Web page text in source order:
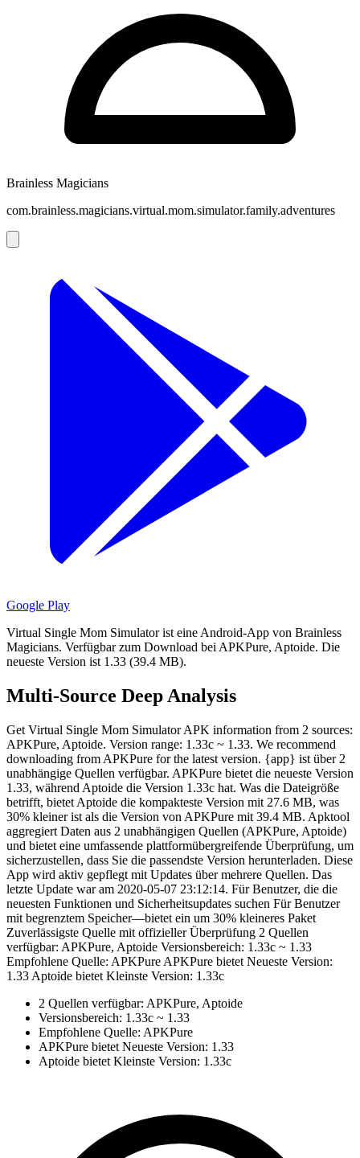
Brainless Magicians
com.brainless.magicians.virtual.mom.simulator.family.adventures
Google Play
Virtual Single Mom Simulator ist eine Android-App von Brainless
Magicians. Verfügbar zum Download bei APKPure, Aptoide. Die
neueste Version ist 1.33 (39.4 MB).
Multi-Source Deep Analysis
Get Virtual Single Mom Simulator APK information from 2 sources:
APKPure, Aptoide. Version range: 1.33c ~ 1.33. We recommend
downloading from APKPure for the latest version. {app} ist über 2
unabhängige Quellen verfügbar. APKPure bietet die neueste Version
1.33, während Aptoide die Version 1.33c hat. Was die Dateigröße
betrifft, bietet Aptoide die kompakteste Version mit 27.6 MB, was
30% kleiner ist als die Version von APKPure mit 39.4 MB. Apktool
aggregiert Daten aus 2 unabhängigen Quellen (APKPure, Aptoide)
und bietet eine umfassende plattformübergreifende Überprüfung, um
sicherzustellen, dass Sie die passendste Version herunterladen. Diese
App wird aktiv gepflegt mit Updates über mehrere Quellen. Das
letzte Update war am 2020-05-07 23:12:14. Für Benutzer, die die
neuesten Funktionen und Sicherheitsupdates suchen Für Benutzer
mit begrenztem Speicher—bietet ein um 30% kleineres Paket
Zuverlässigste Quelle mit offizieller Überprüfung 2 Quellen
verfügbar: APKPure, Aptoide Versionsbereich: 1.33c ~ 1.33
Empfohlene Quelle: APKPure APKPure bietet Neueste Version:
1.33 Aptoide bietet Kleinste Version: 1.33c
2 Quellen verfügbar: APKPure, Aptoide
Versionsbereich: 1.33c ~ 1.33
Empfohlene Quelle: APKPure
APKPure bietet Neueste Version: 1.33
Aptoide bietet Kleinste Version: 1.33c